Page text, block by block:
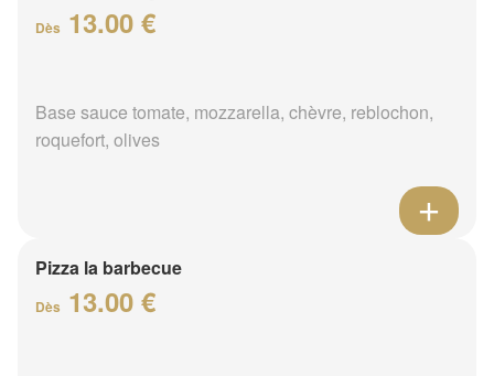
Dès 13.00 €
Base sauce tomate, mozzarella, chèvre, reblochon,
roquefort, olives
Pizza la barbecue
Dès 13.00 €